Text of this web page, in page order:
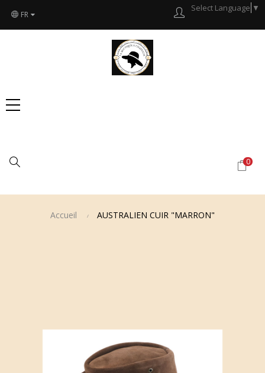
FR
Select Language ▼
0
Chercher
Accueil AUSTRALIEN CUIR "MARRON"